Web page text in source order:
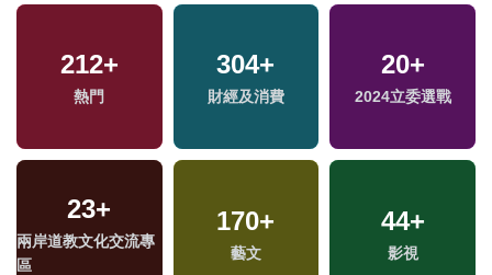
212+
熱門
304+
財經及消費
20+
2024立委選戰
23+
兩岸道教文化交流專
區
170+
藝文
44+
影視